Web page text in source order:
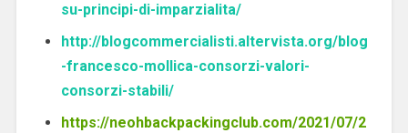
su-principi-di-imparzialita/
http://blogcommercialisti.altervista.org/blog
-francesco-mollica-consorzi-valori-
consorzi-stabili/
https://neohbackpackingclub.com/2021/07/2